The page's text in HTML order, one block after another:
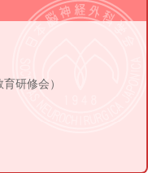
研修会）